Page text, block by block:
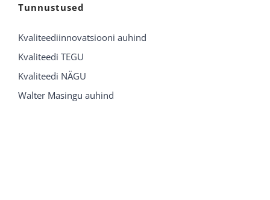
Tunnustused
Kvaliteediinnovatsiooni auhind
Kvaliteedi TEGU
Kvaliteedi NÄGU
Walter Masingu auhind